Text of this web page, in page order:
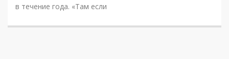
в течение года. «Там если